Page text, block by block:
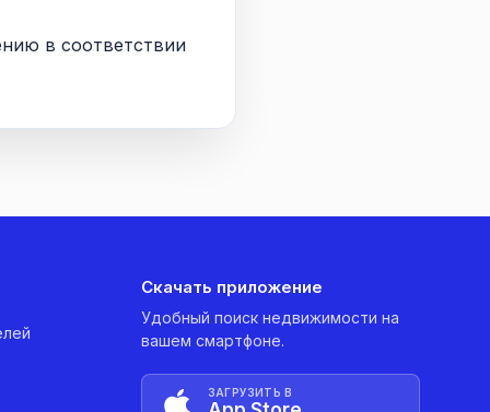
в соответствии
Скачать приложение
Удобный поиск недвижимости на
вашем смартфоне.
ЗАГРУЗИТЬ В